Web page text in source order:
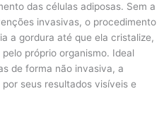
das células adiposas. Sem a
invasivas, o procedimento
a gordura até que ela cristalize,
próprio organismo. Ideal
de forma não invasiva, a
seus resultados visíveis e